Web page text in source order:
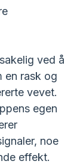
ved å
en rask og
vevet.
egen
noe
effekt.